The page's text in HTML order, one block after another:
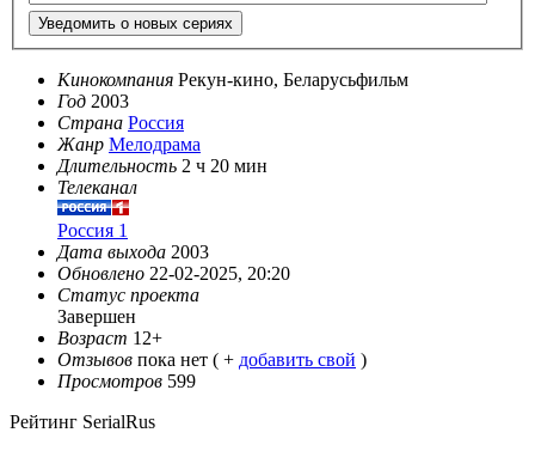
Уведомить о новых сериях
Кинокомпания Рекун-кино, Беларусьфильм
Год 2003
Страна Россия
Жанр Мелодрама
Длительность 2 ч 20 мин
Телеканал
Россия 1
Дата выхода 2003
Обновлено 22-02-2025, 20:20
Статус проекта
Завершен
Возраст 12+
Отзывов пока нет ( + добавить свой )
Просмотров 599
Рейтинг SerialRus